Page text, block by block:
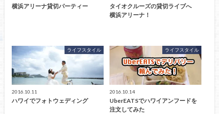
横浜アリーナ貸切パーティー
タイオクルーズの貸切ライブへ
横浜アリーナ！
ライフスタイル
2016.10.11
ハワイでフォトウェディング
ライフスタイル
2016.10.14
UberEATSでハワイアンフードを
注文してみた